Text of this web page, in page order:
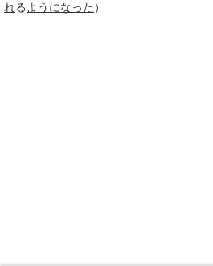
れる ようになった ）